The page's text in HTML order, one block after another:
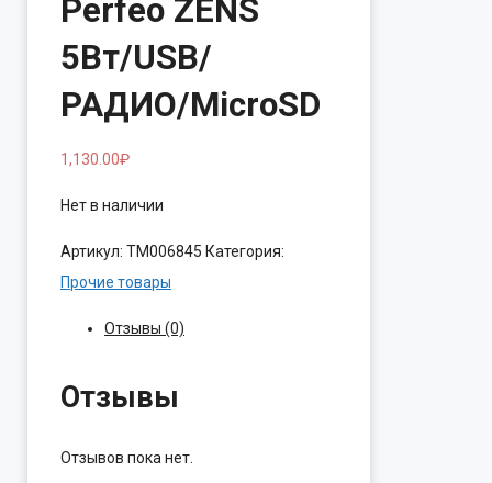
Perfeo ZENS
5Вт/USB/
РАДИО/MicroSD
1,130.00₽
Нет в наличии
Артикул: ТМ006845 Категория:
Прочие товары
Отзывы (0)
Отзывы
Отзывов пока нет.